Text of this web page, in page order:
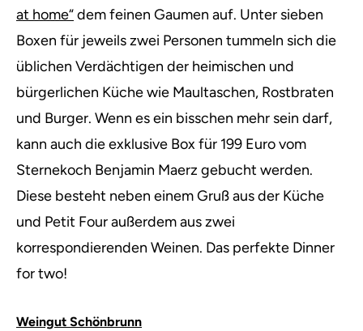
at home“dem feinen Gaumen auf. Unter sieben
Boxen für jeweils zwei Personen tummeln sich die
üblichen Verdächtigen der heimischen und
bürgerlichen Küche wie Maultaschen, Rostbraten
und Burger. Wenn es ein bisschen mehr sein darf,
kann auch die exklusive Box für 199 Euro vom
Sternekoch Benjamin Maerz gebucht werden.
Diese besteht neben einem Gruß aus der Küche
und Petit Four außerdem aus zwei
korrespondierenden Weinen. Das perfekte Dinner
for two!
Weingut Schönbrunn